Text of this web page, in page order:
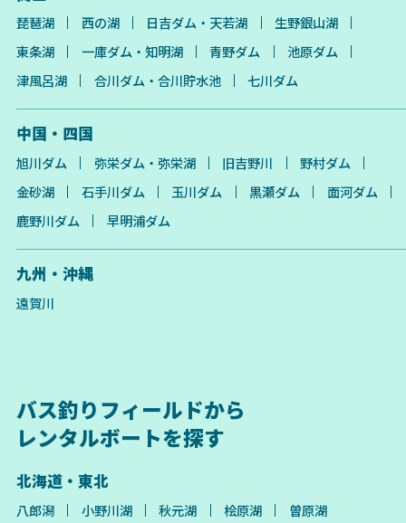
琵琶湖 西の湖 日吉ダム・天若湖
生野銀山湖
東条湖
一庫ダム・知明湖 青野ダム
池原ダム
津風呂湖
合川ダム・合川貯水池 七川ダム
中国・四国
旭川ダム 弥栄ダム・弥栄湖 旧吉野川
野村ダム
金砂湖
石手川ダム 玉川ダム 黒瀬ダム
面河ダム
鹿野川ダム
早明浦ダム
九州・沖縄
遠賀川
バス釣りフィールドから
レンタルボートを探す
北海道・東北
八郎潟 小野川湖 秋元湖 桧原湖 曽原湖